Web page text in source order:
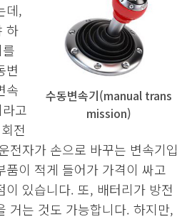
수동변속기(manual trans
mission)
데,
하
변
속
고
전
전자가 손으로 바꾸는 변속기입
품이 적게 들어가 가격이 싸고
이 있습니다. 또, 배터리가 방전
거는 것도 가능합니다. 하지만,